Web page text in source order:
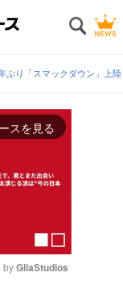
ぶり「スマックダウン」上陸
スを見る
by GliaStudios